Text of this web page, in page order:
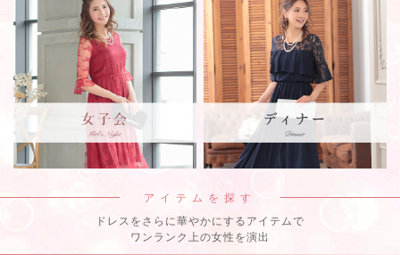
アイテムを探す
ドレスをさらに華やかにするアイテムで
ワンランク上の女性を演出